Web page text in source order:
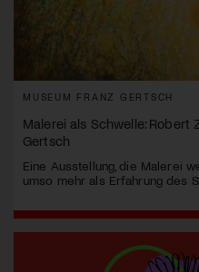
MUSEUM FRANZ GERTSCH
Malerei als Schwelle: Robert
Gertsch
Eine Ausstellung, die Malerei
umso mehr als Erfahrung des